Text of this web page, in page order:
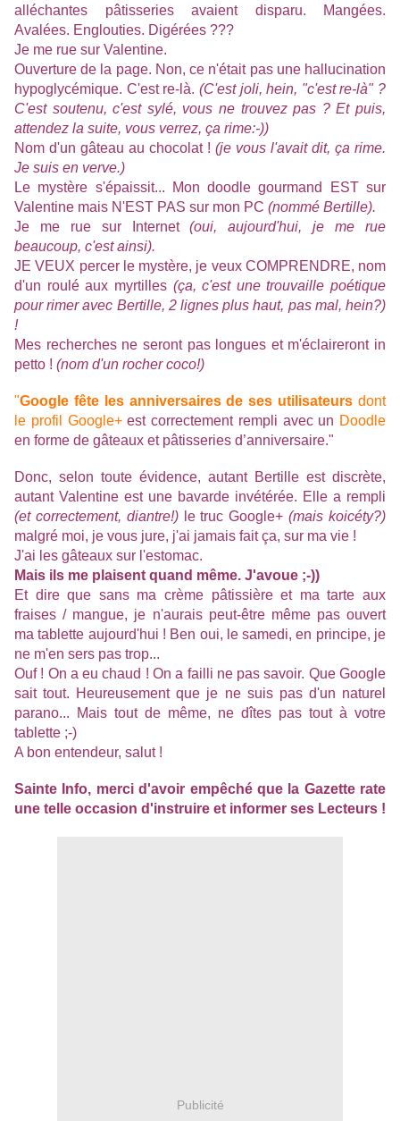
alléchantes pâtisseries avaient disparu. Mangées.
Avalées. Englouties. Digérées ???
Je me rue sur Valentine.
Ouverture de la page. Non, ce n'était pas une hallucination
hypoglycémique. C'est re-là. (C'est joli, hein, "c'est re-là" ?
C'est soutenu, c'est sylé, vous ne trouvez pas ? Et puis,
attendez la suite, vous verrez, ça rime:-))
Nom d'un gâteau au chocolat ! (je vous l'avait dit, ça rime.
Je suis en verve.)
Le mystère s'épaissit... Mon doodle gourmand EST sur
Valentine mais N'EST PAS sur mon PC (nommé Bertille).
Je me rue sur Internet(oui, aujourd'hui, je me rue
beaucoup, c'est ainsi).
JE VEUX percer le mystère, je veux COMPRENDRE, nom
d'un roulé aux myrtilles (ça, c'est une trouvaille poétique
pour rimer avec Bertille, 2 lignes plus haut, pas mal, hein?)
!
Mes recherches ne seront pas longues et m'éclaireront in
petto ! (nom d'un rocher coco!)
"Google fête les anniversaires de ses utilisateurs dont
le profil Google+est correctement rempli avec un Doodle
en forme de gâteaux et pâtisseries d’anniversaire."
Donc, selon toute évidence, autant Bertille est discrète,
autant Valentine est une bavarde invétérée. Elle a rempli
(et correctement, diantre!)le truc Google+(mais koicéty?)
malgré moi, je vous jure, j'ai jamais fait ça, sur ma vie !
J'ai les gâteaux sur l'estomac.
Mais ils me plaisent quand même. J'avoue ;-))
Et dire que sans ma crème pâtissière et ma tarte aux
fraises / mangue, je n'aurais peut-être même pas ouvert
ma tablette aujourd'hui ! Ben oui, le samedi, en principe, je
ne m'en sers pas trop...
Ouf ! On a eu chaud ! On a failli ne pas savoir. Que Google
sait tout. Heureusement que je ne suis pas d'un naturel
parano... Mais tout de même, ne dîtes pas tout à votre
tablette ;-)
A bon entendeur, salut !
Sainte Info, merci d'avoir empêché que la Gazette rate
une telle occasion d'instruire et informer ses Lecteurs !
Publicité